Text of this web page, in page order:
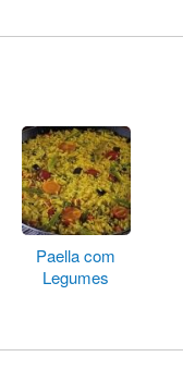
Paella com
Legumes